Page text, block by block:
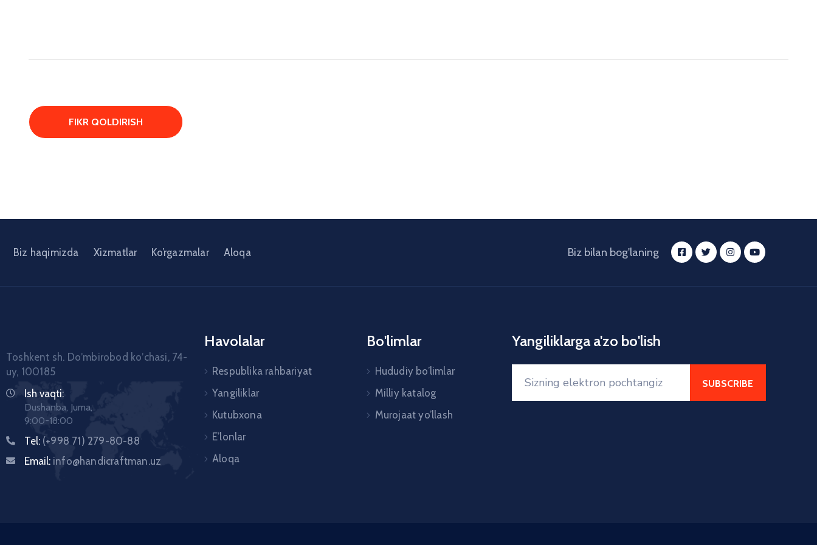
Biz haqimizda Xizmatlar Ko’rgazmalar Aloqa Biz bilan bog'laning
Toshkent sh. Doʼmbirobod koʼchasi, 74-
uy, 100185
Ish vaqti:
Dushanba, Juma,
9:00-18:00
Tel: (+998 71) 279-80-88
Email: info@handicraftman.uz
Havolalar
Respublika rahbariyat
Yangiliklar
Kutubxona
E’lonlar
Aloqa
Bo'limlar
Hududiy bo’limlar
Milliy katalog
Murojaat yo’llash
Yangiliklarga a'zo bo'lish